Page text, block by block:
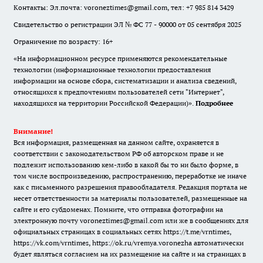
Контакты: Эл.почта: voroneztimes@gmail.com, тел: +7 985 814 3429
Свидетельство о регистрации ЭЛ № ФС 77 - 90000 от 05 сентября 2025
Ограничение по возрасту: 16+
«На информационном ресурсе применяются рекомендательные
технологии (информационные технологии предоставления
информации на основе сбора, систематизации и анализа сведений,
относящихся к предпочтениям пользователей сети "Интернет",
находящихся на территории Российской Федерации)». Подробнее
Внимание!
Вся информация, размещенная на данном сайте, охраняется в
соответствии с законодательством РФ об авторском праве и не
подлежит использованию кем-либо в какой бы то ни было форме, в
том числе воспроизведению, распространению, переработке не иначе
как с письменного разрешения правообладателя. Редакция портала не
несет ответственности за материалы пользователей, размещенные на
сайте и его субдоменах. Помните, что отправка фотографии на
электронную почту voroneztimes@gmail.com или же в сообщениях для
официальных страницах в социальных сетях https://t.me/vrntimes,
https://vk.com/vrntimes, https://ok.ru/vremya.voronezha автоматически
будет являться согласием на их размещение на сайте и на страницах в